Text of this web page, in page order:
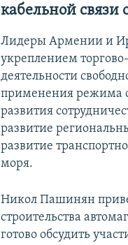
кабельной связи
Лидеры Армении и
укреплением
деятельности
применения режима
развития
развитие
развитие
моря.
Никол Пашинян
строительства
готово обсудить